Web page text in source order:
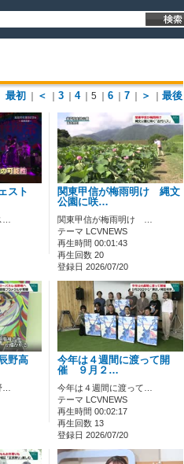
最初
＜ 3 4 ｜5 6 7 ＞ 最後
スト
…
関東甲信が梅雨明け 縄文
公園に咲…
関東甲信が梅雨明け …
テーマ LCVNEWS
再生時間 00:01:43
再生回数 20
登録日 2026/07/20
野高
今年は４週間に渡って開
催 ９月２…
今年は４週間に渡って…
テーマ LCVNEWS
再生時間 00:02:17
再生回数 13
登録日 2026/07/20